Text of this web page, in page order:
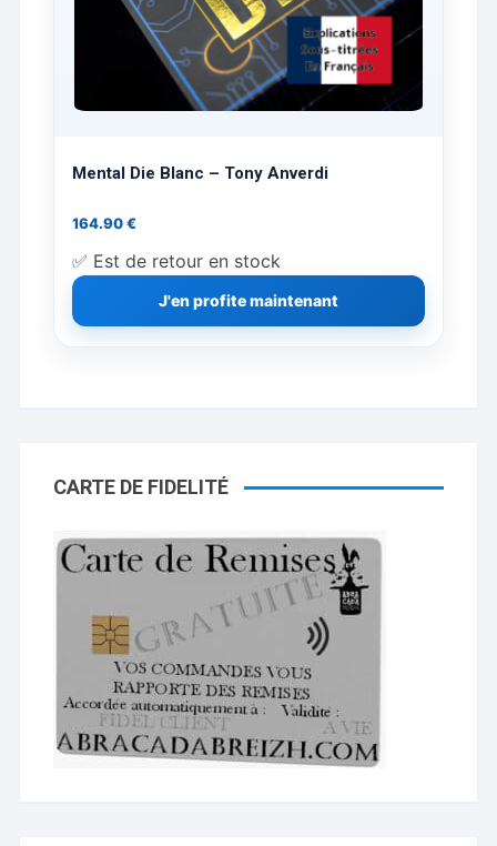
Mental Die Blanc – Tony Anverdi
164.90€
✅ Est de retour en stock
J'en profite maintenant
CARTE DE FIDELITÉ